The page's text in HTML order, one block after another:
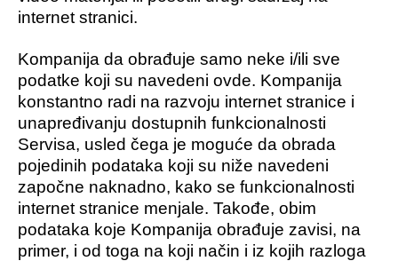
internet stranici.
Kompanija da obrađuje samo neke i/ili sve
podatke koji su navedeni ovde. Kompanija
konstantno radi na razvoju internet stranice i
unapređivanju dostupnih funkcionalnosti
Servisa, usled čega je moguće da obrada
pojedinih podataka koji su niže navedeni
započne naknadno, kako se funkcionalnosti
internet stranice menjale. Takođe, obim
podataka koje Kompanija obrađuje zavisi, na
primer, i od toga na koji način i iz kojih razloga